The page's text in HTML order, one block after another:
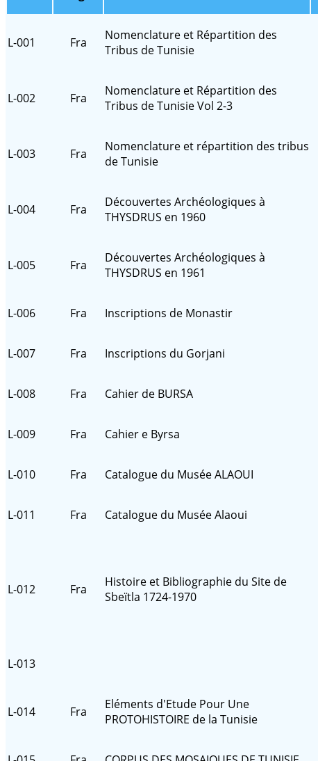
L-001 Fra
Nomenclature et Répartition des
Tribus de Tunisie
L-002 Fra
Nomenclature et Répartition des
Tribus de Tunisie Vol 2-3
L-003 Fra
Nomenclature et répartition des tribus
de Tunisie
L-004 Fra
Découvertes Archéologiques à
THYSDRUS en 1960
L-005 Fra
Découvertes Archéologiques à
THYSDRUS en 1961
L-006 Fra Inscriptions de Monastir
L-007 Fra Inscriptions du Gorjani
L-008 Fra Cahier de BURSA
L-009 Fra Cahier e Byrsa
L-010 Fra Catalogue du Musée ALAOUI
L-011 Fra Catalogue du Musée Alaoui
L-012 Fra
Histoire et Bibliographie du Site de
Sbeïtla 1724-1970
L-013
L-014 Fra
Eléments d'Etude Pour Une
PROTOHISTOIRE de la Tunisie